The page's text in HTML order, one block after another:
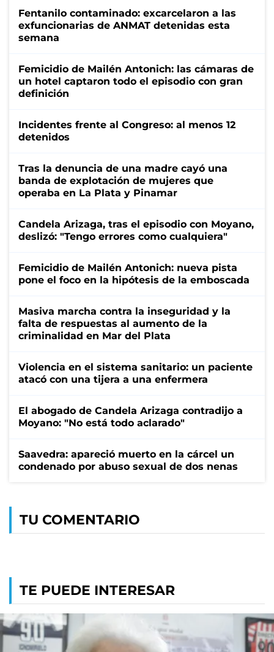
Fentanilo contaminado: excarcelaron a las
exfuncionarias de ANMAT detenidas esta
semana
Femicidio de Mailén Antonich: las cámaras de
un hotel captaron todo el episodio con gran
definición
Incidentes frente al Congreso: al menos 12
detenidos
Tras la denuncia de una madre cayó una
banda de explotación de mujeres que
operaba en La Plata y Pinamar
Candela Arizaga, tras el episodio con Moyano,
deslizó: "Tengo errores como cualquiera"
Femicidio de Mailén Antonich: nueva pista
pone el foco en la hipótesis de la emboscada
Masiva marcha contra la inseguridad y la
falta de respuestas al aumento de la
criminalidad en Mar del Plata
Violencia en el sistema sanitario: un paciente
atacó con una tijera a una enfermera
El abogado de Candela Arizaga contradijo a
Moyano: "No está todo aclarado"
Saavedra: apareció muerto en la cárcel un
condenado por abuso sexual de dos nenas
TU COMENTARIO
TE PUEDE INTERESAR